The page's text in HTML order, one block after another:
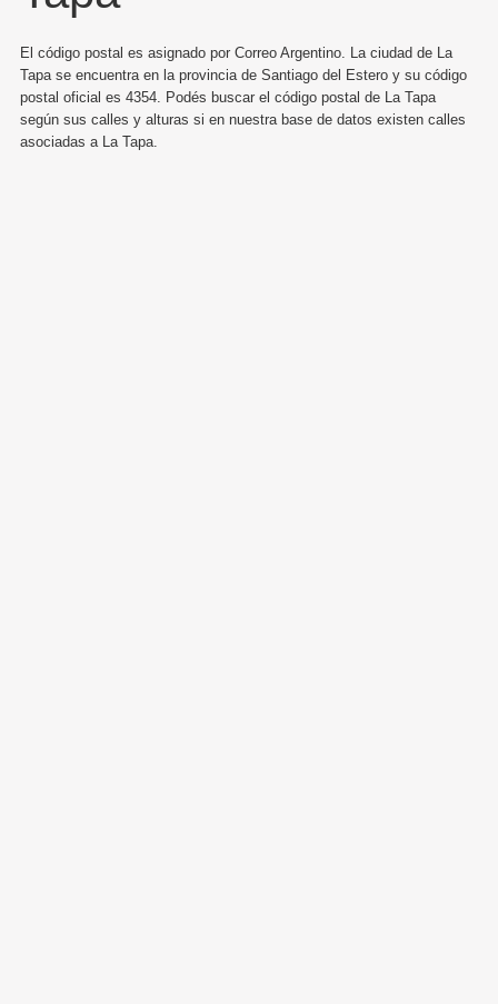
El código postal es asignado por Correo Argentino. La ciudad de La
Tapa se encuentra en la provincia de Santiago del Estero y su código
postal oficial es 4354. Podés buscar el código postal de La Tapa
según sus calles y alturas si en nuestra base de datos existen calles
asociadas a La Tapa.